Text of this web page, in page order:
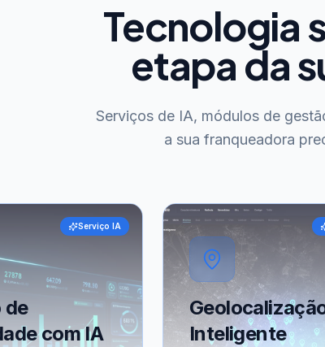
Tecnologia
etapa da
Serviços de IA, módulos de
a sua franqueadora
Serviço IA
de
com IA
Inteligente